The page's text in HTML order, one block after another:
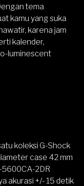
tema
kamu yang suka
karena jam
kalender,
luminescent
koleksi G-Shock
case 42 mm
5600CA-2DR
akurasi +/- 15 detik